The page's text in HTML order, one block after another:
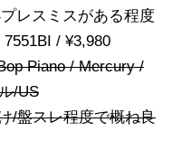
レスミスがある程度
/ ¥3,980
Piano / Mercury /
/US
/盤スレ程度で概ね良